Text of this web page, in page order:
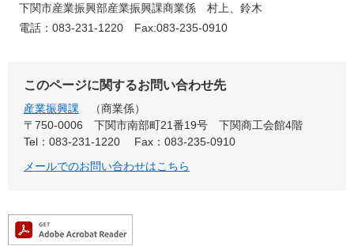
下関市産業振興部産業振興課商業係 村上、鈴木
電話：083-231-1220 Fax:083-235-0910
このページに関するお問い合わせ先
産業振興課
商業係
〒750-0006
下関市南部町21番19号 下関商工会館4階
Tel：083-231-1220
Fax：083-235-0910
メールでのお問い合わせはこちら